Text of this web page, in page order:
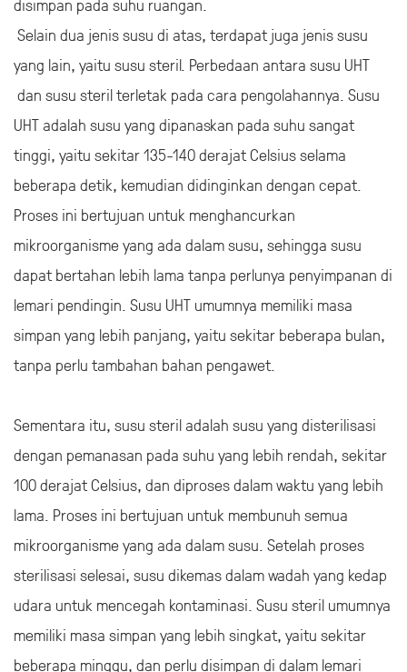
Di sisi lain, susu UHT adalah susu yang telah dipanaskan
pada suhu tinggi untuk membunuh bakteri dan
memperpanjang masa simpannya. Susu UHT biasanya
memiliki kandungan lemak yang lebih rendah dan dapat
disimpan pada suhu ruangan.
Selain dua jenis susu di atas, terdapat juga jenis susu
yang lain, yaitu susu steril. Perbedaan antara susu UHT
dan susu steril terletak pada cara pengolahannya. Susu
UHT adalah susu yang dipanaskan pada suhu sangat
tinggi, yaitu sekitar 135-140 derajat Celsius selama
beberapa detik, kemudian didinginkan dengan cepat.
Proses ini bertujuan untuk menghancurkan
dapat bertahan lebih lama tanpa perlunya penyimpanan di
lemari pendingin. Susu UHT umumnya memiliki masa
simpan yang lebih panjang, yaitu sekitar beberapa bulan,
tanpa perlu tambahan bahan pengawet.
Sementara itu, susu steril adalah susu yang disterilisasi
dengan pemanasan pada suhu yang lebih rendah, sekitar
100 derajat Celsius, dan diproses dalam waktu yang lebih
lama. Proses ini bertujuan untuk membunuh semua